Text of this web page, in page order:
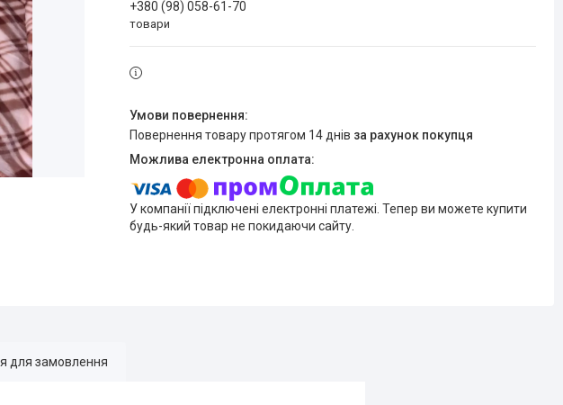
+380 (98) 058-61-70
товари
повернення товару протягом 14 днів за рахунок покупця
У компанії підключені електронні платежі. Тепер ви можете купити
будь-який товар не покидаючи сайту.
для замовлення